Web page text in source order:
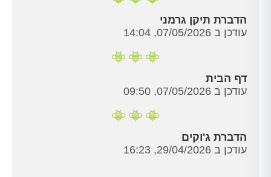
הדברת תיקן גרמני
עודכן ב 07/05/2026, 14:04
דף הבית
עודכן ב 07/05/2026, 09:50
הדברת ג'וקים
עודכן ב 29/04/2026, 16:23